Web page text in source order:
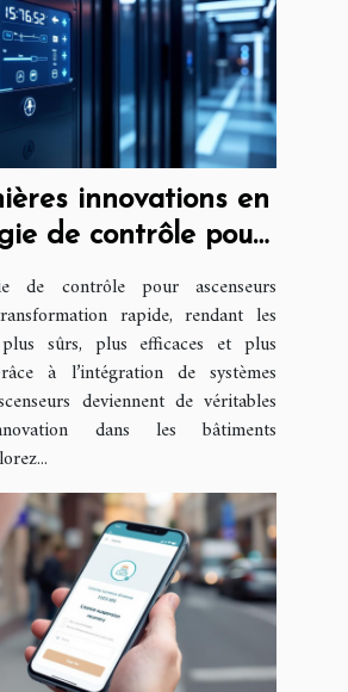
innovations en
de contrôle pour
de contrôle pour ascenseurs
rapide, rendant les
plus sûrs, plus efficaces et plus
à l’intégration de systèmes
deviennent de véritables
dans les bâtiments